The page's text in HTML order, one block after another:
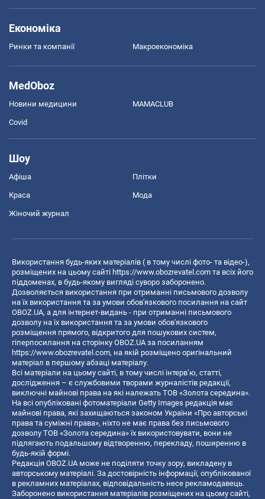
Економіка
Ринки та компанії Макроекономіка
MedOboz
Новини медицини MAMACLUB
Covid
Шоу
Афіша Плітки
Краса Мода
Жіночий журнал
Використання будь-яких матеріалів ( в тому числі фото- та відео-),
розміщених на цьому сайті https://www.obozrevatel.com та всіх його
піддоменах, в будь-якому вигляді суворо заборонено.
Дозволяється використання при отриманні письмового дозволу
на їх використання та за умови обов'язкового посилання на сайт
OBOZ.UA, а для інтернет-видань - при отриманні письмового
дозволу на їх використання та за умови обов'язкового
розміщення прямого, відкритого для пошукових систем,
гіперпосилання на сторінку OBOZ.UA за посиланням
https://www.obozrevatel.com, на якій розміщено оригінальний
матеріал в першому абзаці матеріалу.
Всі матеріали на цьому сайті, в тому числі інтерв’ю, статті,
дослідження – є службовими творами журналістів редакції,
виключні майнові права на які належать ТОВ «Золота середина».
На всі опубліковані фотоматеріали Getty Images редакція має
майнові права, які захищаються законом України «Про авторські
права та суміжні права», ніхто не має права без письмового
дозволу ТОВ «Золота середина» їх використовувати, вони не
підлягають подальшому відтворенню, перекладу, поширенню в
будь-якій формі.
Редакція OBOZ.UA може не поділяти точку зору, викладену в
авторському матеріалі. За достовірність інформації, опублікованої
в рекламних матеріалах, відповідальність несе рекламодавець.
Заборонено використання матеріалів розміщених на цьому сайті,